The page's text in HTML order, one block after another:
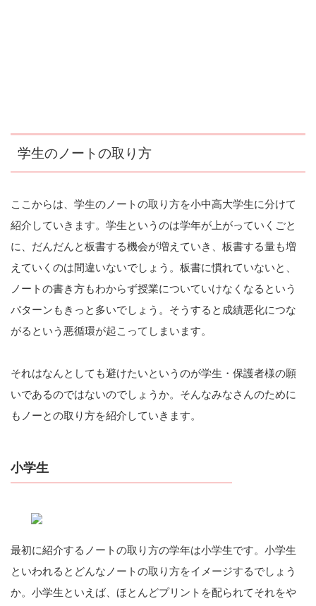
学生のノートの取り方
ここからは、学生のノートの取り方を小中高大学生に分けて
紹介していきます。学生というのは学年が上がっていくごと
に、だんだんと板書する機会が増えていき、板書する量も増
えていくのは間違いないでしょう。板書に慣れていないと、
ノートの書き方もわからず授業についていけなくなるという
パターンもきっと多いでしょう。そうすると成績悪化につな
がるという悪循環が起こってしまいます。
それはなんとしても避けたいというのが学生・保護者様の願
いであるのではないのでしょうか。そんなみなさんのために
もノーとの取り方を紹介していきます。
小学生
最初に紹介するノートの取り方の学年は小学生です。小学生
といわれるとどんなノートの取り方をイメージするでしょう
か。小学生といえば、ほとんどプリントを配られてそれをや